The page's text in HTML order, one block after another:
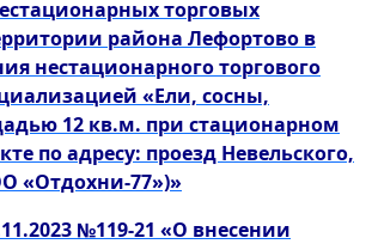
торговых
района Лефортово в
нестационарного торгового
«Ели, сосны,
12 кв.м. при стационарном
по адресу: проезд Невельского,
«Отдохни-77»)»
№119-21 «О внесении